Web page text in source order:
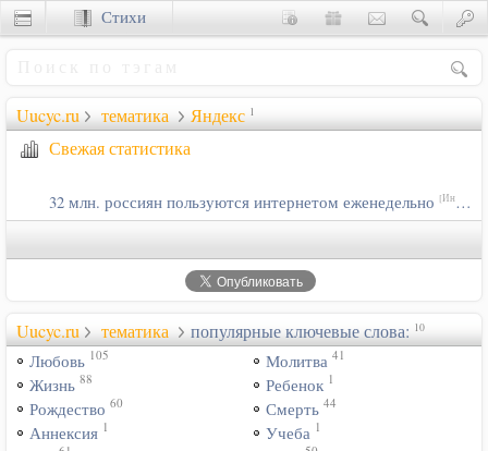
Uucyc.ru тематика Яндекс 1
Свежая статистика
32 млн. россиян пользуются интернетом еженедельно [Интернет]
Uucyc.ru тематика популярные ключевые слова: 10
Любовь 105
Жизнь 88
Рождество 60
Аннексия 1
Молитва 41
Ребенок 1
Смерть 44
Учеба 1
Стихи